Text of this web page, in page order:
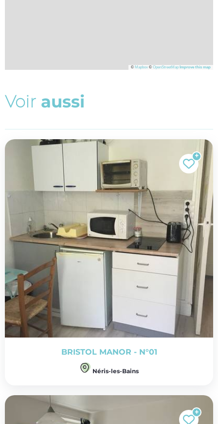
© Mapbox © OpenStreetMap Improve this map
Voir aussi
BRISTOL MANOR - N°01
Néris-les-Bains